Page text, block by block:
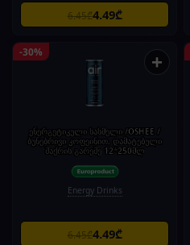
6.45₾4.49₾
-30% +
ენერგეტიკული სასმელი /OSHEE /
ბუნებრივი კოფეინით, დამატებული
შაქრის გარეშე 12*250მლ
Energy Drinks
6.45₾4.49₾